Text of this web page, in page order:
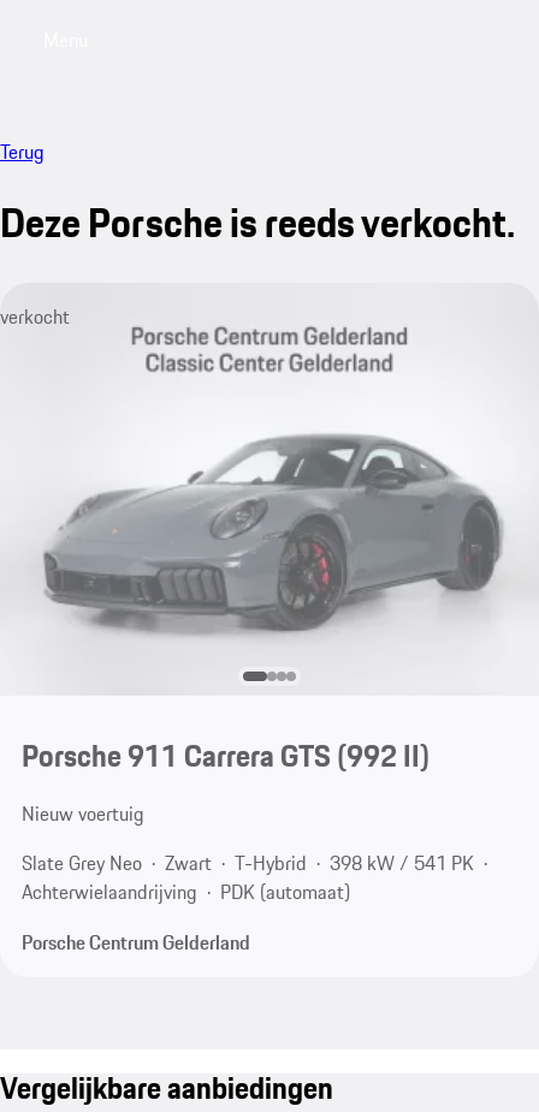
Terug
Deze Porsche is reeds verkocht.
verkocht
Porsche 911 Carrera GTS(992 II)
Nieuw voertuig
Slate Grey Neo
Zwart T-Hybrid
398 kW / 541 PK
Achterwielaandrijving
PDK (automaat)
Porsche Centrum Gelderland
Vergelijkbare aanbiedingen